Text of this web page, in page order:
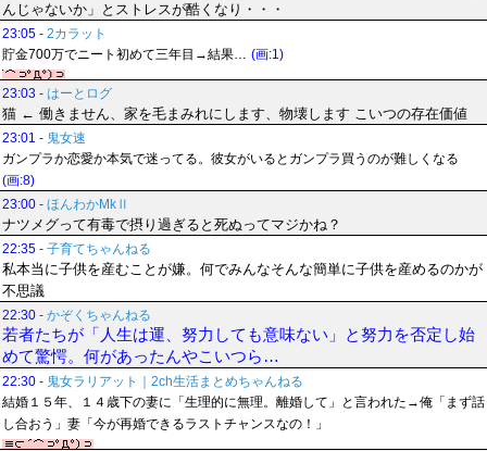
んじゃないか」とストレスが酷くなり・・・
23:05 - 2カラット
貯金700万でニート初めて三年目→結果… (画:1)
23:03 - はーとログ
猫 ← 働きません、家を毛まみれにします、物壊します こいつの存在価値
23:01 - 鬼女速
ガンプラか恋愛か本気で迷ってる。彼女がいるとガンプラ買うのが難しくなる
(画:8)
23:00 - ほんわかMkⅡ
ナツメグって有毒で摂り過ぎると死ぬってマジかね？
22:35 - 子育てちゃんねる
私本当に子供を産むことが嫌。何でみんなそんな簡単に子供を産めるのかが
不思議
22:30 - かぞくちゃんねる
若者たちが「人生は運、努力しても意味ない」と努力を否定し始
めて驚愕。何があったんやこいつら…
22:30 - 鬼女ラリアット｜2ch生活まとめちゃんねる
結婚１５年、１４歳下の妻に「生理的に無理。離婚して」と言われた→俺「まず話
し合おう」妻「今が再婚できるラストチャンスなの！」